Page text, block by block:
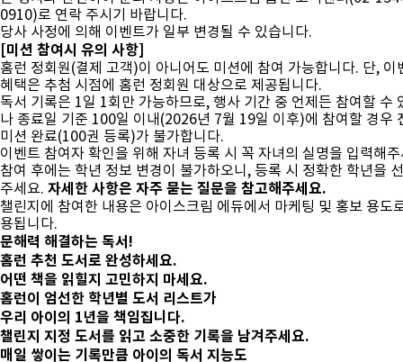
0910)로 연락 주시기 바랍니다.
당사 사정에 의해 이벤트가 일부 변경될 수 있습니다.
[미션 참여시 유의 사항]
홈런 정회원(결제 고객)이 아니어도 미션에 참여 가능합니다. 단, 이
혜택은 추첨 시점에 홈런 정회원 대상으로 제공됩니다.
독서 기록은 1일 1회만 가능하므로, 행사 기간 중 언제든 참여할 수
나 종료일 기준 100일 이내(2026년 7월 19일 이후)에 참여할 경우
미션 완료(100권 등록)가 불가합니다.
이벤트 참여자 확인을 위해 자녀 등록 시 꼭 자녀의 실명을 입력해
참여 후에는 학년 정보 변경이 불가하오니, 등록 시 정확한 학년을
주세요. 자세한 사항은 자주 묻는 질문을 참고해주세요.
챌린지에 참여한 내용은 아이스크림 에듀에서 마케팅 및 홍보 용도
용됩니다.
문해력 해결하는 독서!
홈런 추천 도서로 완성하세요.
어떤 책을 읽힐지 고민하지 마세요.
홈런이 엄선한 학년별 도서 리스트가
우리 아이의 1년을 책임집니다.
챌린지 지정 도서 를 읽고 소중한 기록을 남겨주세요.
매일 쌓이는 기록만큼 아이의 독서 지능도